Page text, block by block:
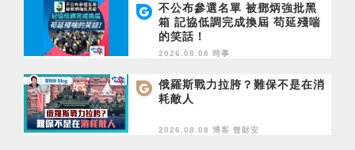
不公布參選名單 被鄧炳強批黑
箱 記協低調完成換屆 苟延殘喘
的笑話！
2026.08.08 時事
俄羅斯戰力拉胯？難保不是在消
耗敵人
2026.08.08 博客 曾財安